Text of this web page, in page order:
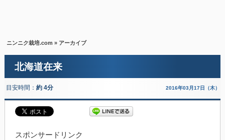
ニンニク栽培.com » アーカイブ
北海道在来
目安時間： 約 4分 2016年03月17日（木）
スポンサードリンク